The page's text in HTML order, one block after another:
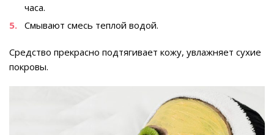
часа.
Смывают смесь теплой водой.
Средство прекрасно подтягивает кожу, увлажняет сухие
покровы.